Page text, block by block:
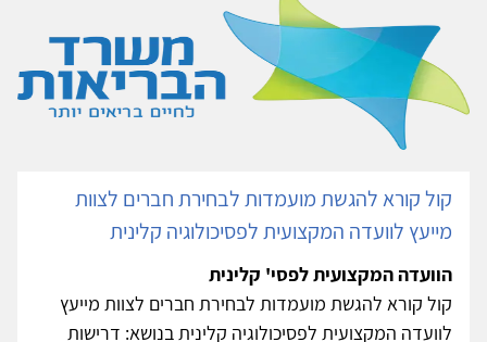
קול קורא להגשת מועמדות לבחירת חברים לצוות
מייעץ לוועדה המקצועית לפסיכולוגיה קלינית
הוועדה המקצועית לפסי' קלינית
קול קורא להגשת מועמדות לבחירת חברים לצוות מייעץ
לוועדה המקצועית לפסיכולוגיה קלינית בנושא: דרישות